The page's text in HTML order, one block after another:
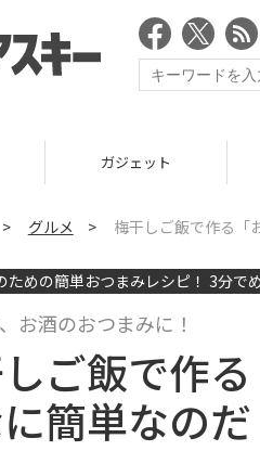
ガジェット
> グルメ > 梅干しご飯で作る「
ための簡単おつまみレシピ！ 3分で
お酒のおつまみに！
ご飯で作
簡単なのだ